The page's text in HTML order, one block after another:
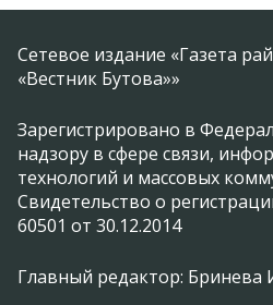
Сетевое издание «Газета
«Вестник Бутова»»
Зарегистрировано в
надзору в сфере связи,
технологий и массовых
Свидетельство о
60501 от 30.12.2014
Главный редактор: Бринева